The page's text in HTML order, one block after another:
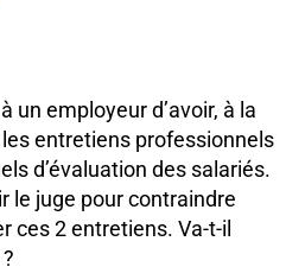
un employeur d’avoir, à la
entretiens professionnels
d’évaluation des salariés.
le juge pour contraindre
ces 2 entretiens. Va-t-il